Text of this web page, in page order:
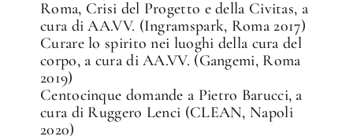
Roma, Crisi del Progetto e della Civitas, a
cura di AA.VV. (Ingramspark, Roma 2017)
Curare lo spirito nei luoghi della cura del
corpo, a cura di AA.VV. (Gangemi, Roma
2019)
Centocinque domande a Pietro Barucci, a
cura di Ruggero Lenci (CLEAN, Napoli
2020)